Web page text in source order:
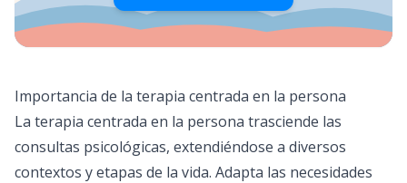
Importancia de la terapia centrada en la persona
La terapia centrada en la persona trasciende las
consultas psicológicas, extendiéndose a diversos
contextos y etapas de la vida. Adapta las necesidades